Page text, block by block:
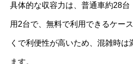
具体的な収容力は、普通車約28
用2台で、無料で利用できるケー
くで利便性が高いため、混雑時は
ます。